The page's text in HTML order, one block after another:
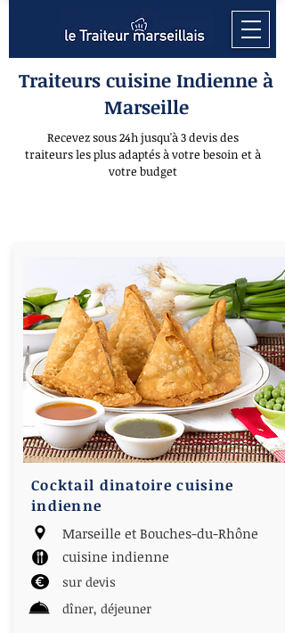
Recevez sous 24h jusqu'à 3 devis des
traiteurs les plus adaptés à votre besoin et à
votre budget
Traiteurs cuisine Indienne à
Marseille
Cocktail dinatoire cuisine
indienne
Marseille et Bouches-du-Rhône
cuisine indienne
sur devis
dîner, déjeuner